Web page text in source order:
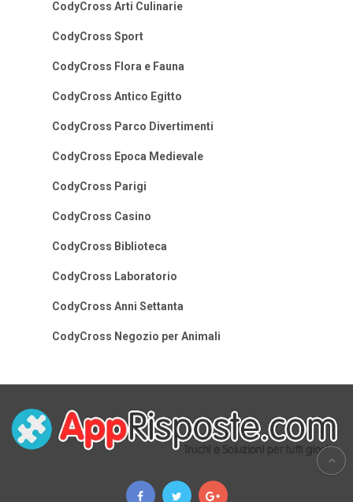
CodyCross Arti Culinarie
CodyCross Sport
CodyCross Flora e Fauna
CodyCross Antico Egitto
CodyCross Parco Divertimenti
CodyCross Epoca Medievale
CodyCross Parigi
CodyCross Casino
CodyCross Biblioteca
CodyCross Laboratorio
CodyCross Anni Settanta
CodyCross Negozio per Animali